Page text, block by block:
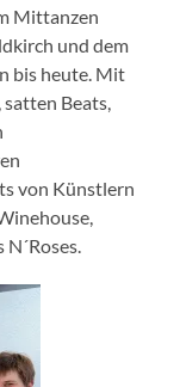
Mittanzen
und dem
bis heute. Mit
Beats,
von Künstlern